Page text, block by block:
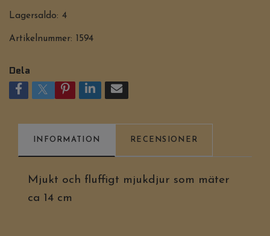
Lagersaldo: 4
Artikelnummer: 1594
Dela
INFORMATION RECENSIONER
Mjukt och fluffigt mjukdjur som mäter
ca 14 cm